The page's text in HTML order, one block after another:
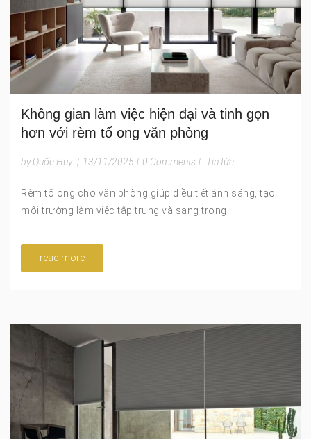
Không gian làm việc hiện đại và tinh gọn
hơn với rèm tổ ong văn phòng
by Quốc Huy | 13/11/2025 | 0 Comments | Tin tức
Rèm tổ ong cho văn phòng giúp điều tiết ánh sáng, tạo
môi trường làm việc tập trung và sang trọng.
read more